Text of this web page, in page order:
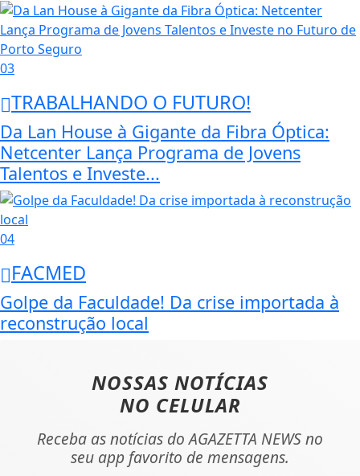
03
TRABALHANDO O FUTURO!
Da Lan House à Gigante da Fibra Óptica:
Netcenter Lança Programa de Jovens
Talentos e Investe...
04
FACMED
Golpe da Faculdade! Da crise importada à
reconstrução local
NOSSAS NOTÍCIAS
NO CELULAR
Receba as notícias do AGAZETTA NEWS no
seu app favorito de mensagens.